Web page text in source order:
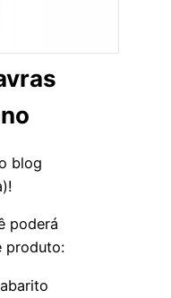
blog
poderá
produto: